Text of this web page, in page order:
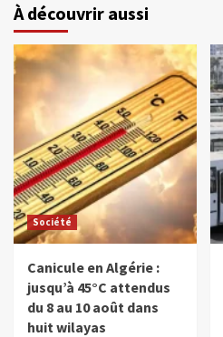
À découvrir aussi
Société
Canicule en Algérie :
jusqu’à 45°C attendus
du 8 au 10 août dans
huit wilayas